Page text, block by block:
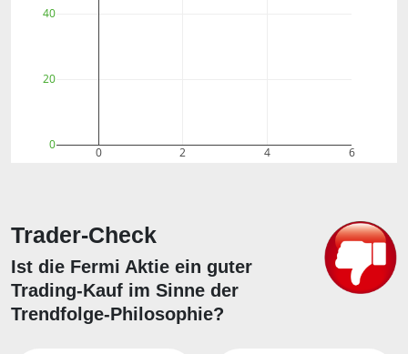
0 2 4 6
0
20
40
Trader-Check
Ist die Fermi Aktie ein guter
Trading-Kauf im Sinne der
Trendfolge-Philosophie?